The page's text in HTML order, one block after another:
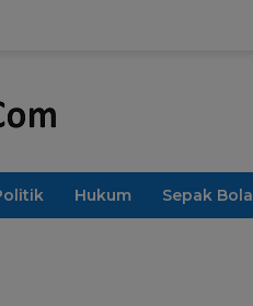
Hukum Sepak Bola